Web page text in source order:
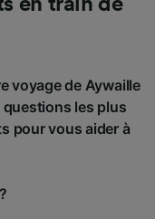
en train de
voyage de Aywaille
questions les plus
pour vous aider à